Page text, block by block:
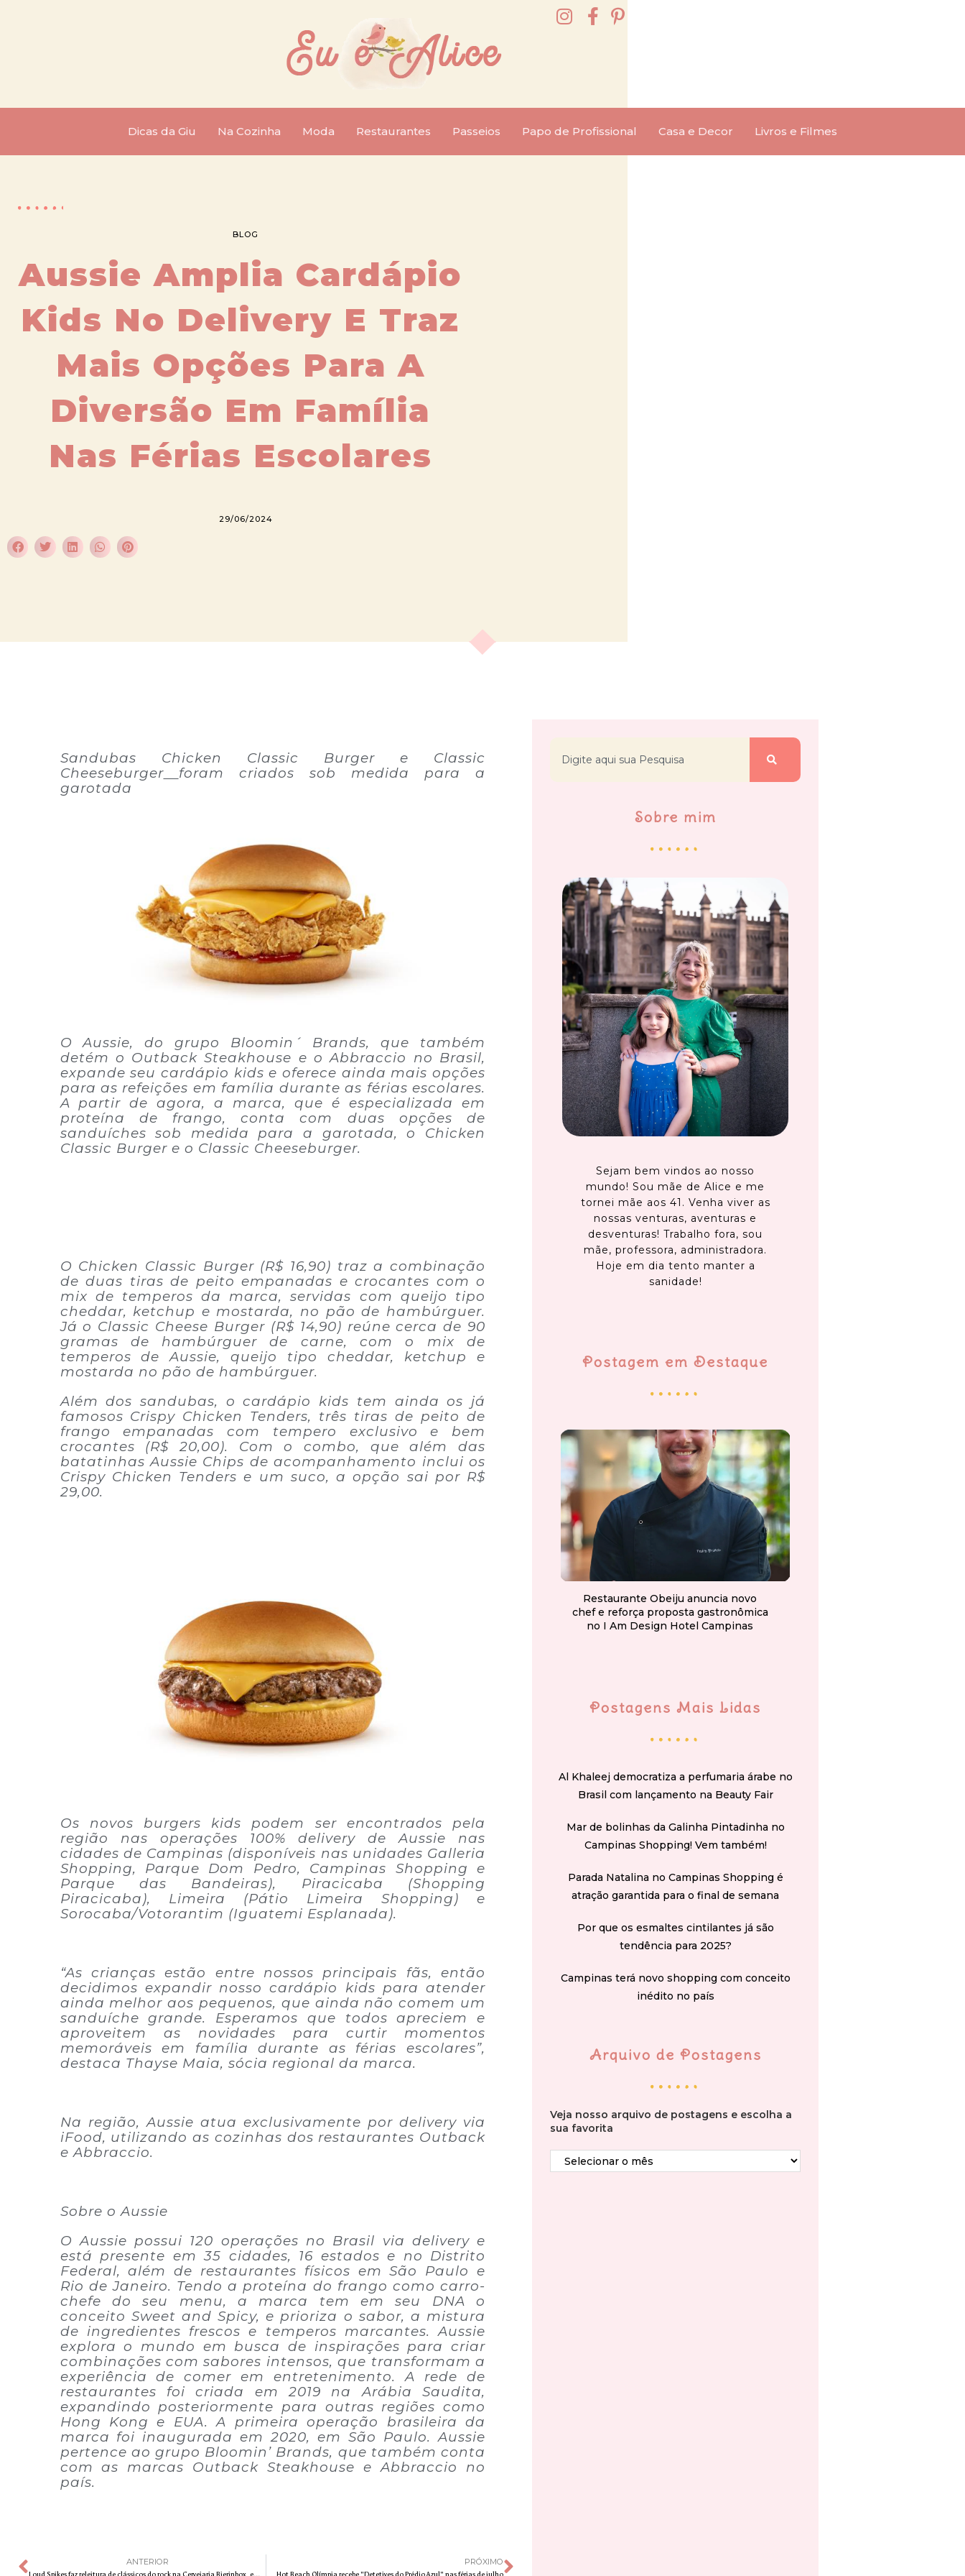
Dicas da Giu Na Cozinha Moda Restaurantes Passeios Papo de Profissional Casa e Decor Livros e Filmes
BLOG
Aussie Amplia Cardápio
Kids No Delivery E Traz
Mais Opções Para A
Diversão Em Família
Nas Férias Escolares
29/06/2024
Sandubas Chicken Classic Burger e Classic
Cheeseburger
foram criados sob medida para a
garotada
O Aussie, do grupo Bloomin´ Brands, que também
detém o Outback Steakhouse e o Abbraccio no Brasil,
expande seu cardápio kids e oferece ainda mais opções
para as refeições em família durante as férias escolares.
A partir de agora, a marca, que é especializada em
proteína de frango, conta com duas opções de
sanduíches sob medida para a garotada, o Chicken
Classic Burger e o Classic Cheeseburger.
O Chicken Classic Burger (R$ 16,90) traz a combinação
de duas tiras de peito empanadas e crocantes com o
mix de temperos da marca, servidas com queijo tipo
cheddar, ketchup e mostarda, no pão de hambúrguer.
Já o Classic Cheese Burger (R$ 14,90) reúne cerca de 90
gramas de hambúrguer de carne, com o mix de
temperos de Aussie, queijo tipo cheddar, ketchup e
mostarda no pão de hambúrguer.
Além dos sandubas, o cardápio kids tem ainda os já
famosos Crispy Chicken Tenders, três tiras de peito de
frango empanadas com tempero exclusivo e bem
crocantes (R$ 20,00). Com o combo, que além das
batatinhas Aussie Chips de acompanhamento inclui os
Crispy Chicken Tenders e um suco, a opção sai por R$
29,00.
Os novos burgers kids podem ser encontrados pela
região nas operações 100% delivery de Aussie nas
cidades de Campinas (disponíveis nas unidades Galleria
Shopping, Parque Dom Pedro, Campinas Shopping e
Parque das Bandeiras), Piracicaba (Shopping
Piracicaba), Limeira (Pátio Limeira Shopping) e
Sorocaba/Votorantim (Iguatemi Esplanada).
“As crianças estão entre nossos principais fãs, então
decidimos expandir nosso cardápio kids para atender
ainda melhor aos pequenos, que ainda não comem um
sanduíche grande. Esperamos que todos apreciem e
aproveitem as novidades para curtir momentos
memoráveis em família durante as férias escolares”,
destaca Thayse Maia, sócia regional da marca.
Na região, Aussie atua exclusivamente por delivery via
iFood, utilizando as cozinhas dos restaurantes Outback
e Abbraccio.
Sobre o Aussie
O Aussie possui 120 operações no Brasil via delivery e
está presente em 35 cidades, 16 estados e no Distrito
Federal, além de restaurantes físicos em São Paulo e
Rio de Janeiro. Tendo a proteína do frango como carro-
chefe do seu menu, a marca tem em seu DNA o
conceito Sweet and Spicy, e prioriza o sabor, a mistura
de ingredientes frescos e temperos marcantes. Aussie
explora o mundo em busca de inspirações para criar
combinações com sabores intensos, que transformam a
experiência de comer em entretenimento. A rede de
restaurantes foi criada em 2019 na Arábia Saudita,
expandindo posteriormente para outras regiões como
Hong Kong e EUA. A primeira operação brasileira da
marca foi inaugurada em 2020, em São Paulo. Aussie
pertence ao grupo Bloomin’ Brands, que também conta
com as marcas Outback Steakhouse e Abbraccio no
país.
ANTERIOR PRÓXIMO
Sobre mim
Sejam bem vindos ao nosso
mundo! Sou mãe de Alice e me
tornei mãe aos 41. Venha viver as
nossas venturas, aventuras e
desventuras! Trabalho fora, sou
mãe, professora, administradora.
Hoje em dia tento manter a
sanidade!
Postagem em Destaque
Restaurante Obeiju anuncia novo
chef e reforça proposta gastronômica
no I Am Design Hotel Campinas
Postagens Mais Lidas
Al Khaleej democratiza a perfumaria árabe no
Brasil com lançamento na Beauty Fair
Mar de bolinhas da Galinha Pintadinha no
Campinas Shopping! Vem também!
Parada Natalina no Campinas Shopping é
atração garantida para o final de semana
Por que os esmaltes cintilantes já são
tendência para 2025?
Campinas terá novo shopping com conceito
inédito no país
Arquivo de Postagens
Veja nosso arquivo de postagens e escolha a
sua favorita